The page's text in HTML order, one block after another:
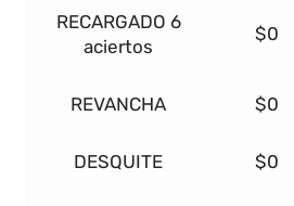
RECARGADO 6
aciertos
$0
REVANCHA $0
DESQUITE $0